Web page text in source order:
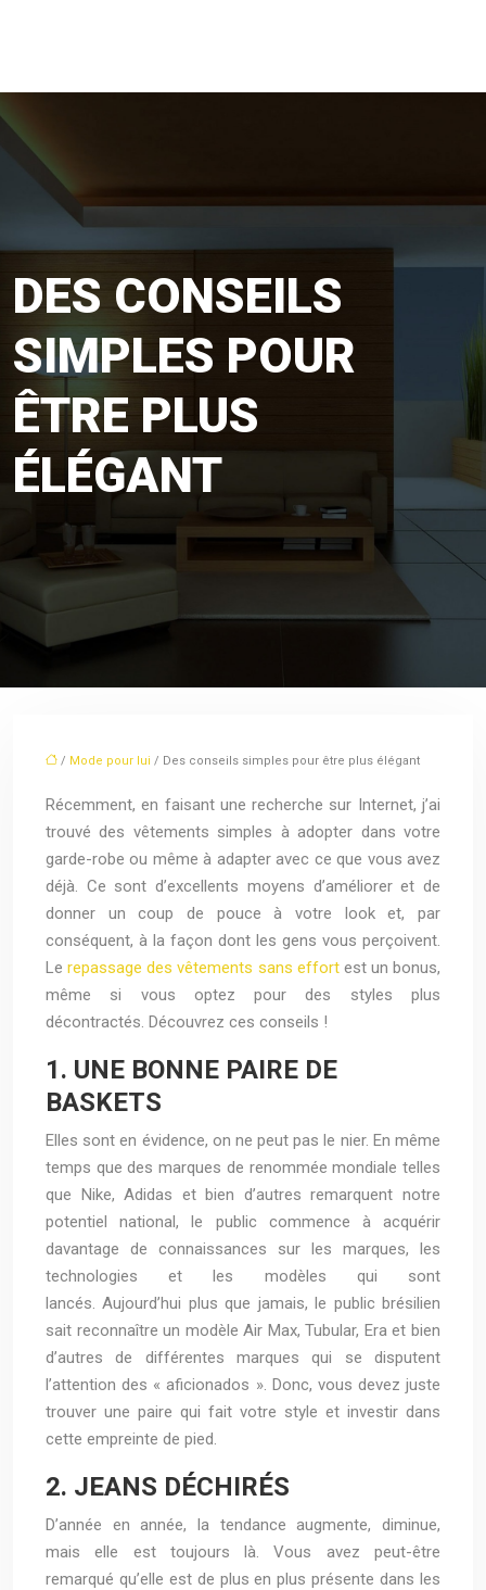
DES CONSEILS
SIMPLES POUR
ÊTRE PLUS
ÉLÉGANT
/ Mode pour lui / Des conseils simples pour être plus élégant
Récemment, en faisant une recherche sur Internet, j’ai
trouvé des vêtements simples à adopter dans votre
garde-robe ou même à adapter avec ce que vous avez
déjà. Ce sont d’excellents moyens d’améliorer et de
donner un coup de pouce à votre look et, par
conséquent, à la façon dont les gens vous perçoivent.
Lerepassage des vêtements sans effortest un bonus,
même si vous optez pour des styles plus
décontractés. Découvrez ces conseils !
1. UNE BONNE PAIRE DE
BASKETS
Elles sont en évidence, on ne peut pas le nier. En même
temps que des marques de renommée mondiale telles
que Nike, Adidas et bien d’autres remarquent notre
potentiel national, le public commence à acquérir
davantage de connaissances sur les marques, les
technologies et les modèles qui sont
lancés. Aujourd’hui plus que jamais, le public brésilien
sait reconnaître un modèle Air Max, Tubular, Era et bien
d’autres de différentes marques qui se disputent
l’attention des « aficionados ». Donc, vous devez juste
trouver une paire qui fait votre style et investir dans
cette empreinte de pied.
2. JEANS DÉCHIRÉS
D’année en année, la tendance augmente, diminue,
mais elle est toujours là. Vous avez peut-être
remarqué qu’elle est de plus en plus présente dans les